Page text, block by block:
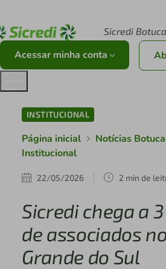
Sicredi
Acessar minha conta
INSTITUCIONAL
Página inicial
Notícias
Institucional
22/05/2026 2 min de
Sicredi chega a
de associados
Grande do Sul